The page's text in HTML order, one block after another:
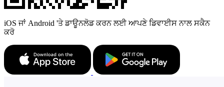
iOS ਜਾਂ Android 'ਤੇ ਡਾਊਨਲੋਡ ਕਰਨ ਲਈ ਆਪਣੇ ਡਿਵਾਈਸ ਨਾਲ ਸਕੈਨ
ਕਰੋ